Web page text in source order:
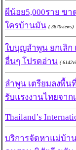
ผีน้อย5,000ราย ข
ใครบ้านมัน ( 3670views)
ใบบุญลำพูน ยกเลิก
อื่นๆ โปรดอ่าน (
ลำพูน เตรียมลงพื้น
รับแรงงานไทยจาก
Thailand’s
บริการจัดหาแม่บ้า